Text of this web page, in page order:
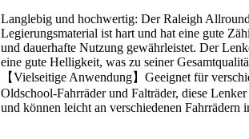
Langlebig und hochwertig: Der Raleigh
Legierungsmaterial ist hart und hat eine gute
und dauerhafte Nutzung gewährleistet. Der
eine gute Helligkeit, was zu seiner
【Vielseitige Anwendung】Geeignet für
Oldschool-Fahrräder und Falträder, diese
und können leicht an verschiedenen Fahrrädern